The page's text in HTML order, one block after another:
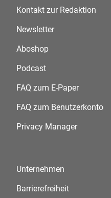
Kontakt zur Redaktion
Newsletter
Aboshop
Podcast
FAQ zum E-Paper
FAQ zum Benutzerkonto
Privacy Manager
Unternehmen
Barrierefreiheit